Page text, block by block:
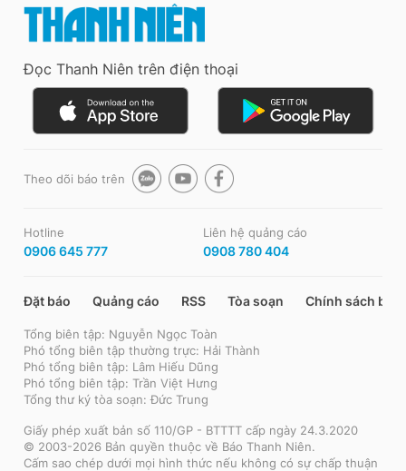
Đọc Thanh Niên trên điện thoại
Theo dõi báo trên
Hotline
0906 645 777
Liên hệ quảng cáo
0908 780 404
Đặt báo Quảng cáo RSS Tòa soạn Chính sách bảo
Tổng biên tập: Nguyễn Ngọc Toàn
Phó tổng biên tập thường trực: Hải Thành
Phó tổng biên tập: Lâm Hiếu Dũng
Phó tổng biên tập: Trần Việt Hưng
Tổng thư ký tòa soạn: Đức Trung
Giấy phép xuất bản số 110/GP - BTTTT cấp ngày 24.3.2020
© 2003-2026 Bản quyền thuộc về Báo Thanh Niên.
Cấm sao chép dưới mọi hình thức nếu không có sự chấp thuận